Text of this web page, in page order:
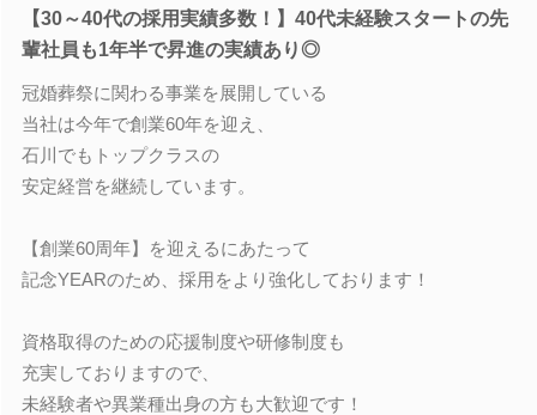
【30～40代の採用実績多数！】40代未経験スタートの先
輩社員も1年半で昇進の実績あり◎
冠婚葬祭に関わる事業を展開している
当社は今年で創業60年を迎え、
石川でもトップクラスの
安定経営を継続しています。
【創業60周年】を迎えるにあたって
記念YEARのため、採用をより強化しております！
資格取得のための応援制度や研修制度も
充実しておりますので、
未経験者や異業種出身の方も大歓迎です！